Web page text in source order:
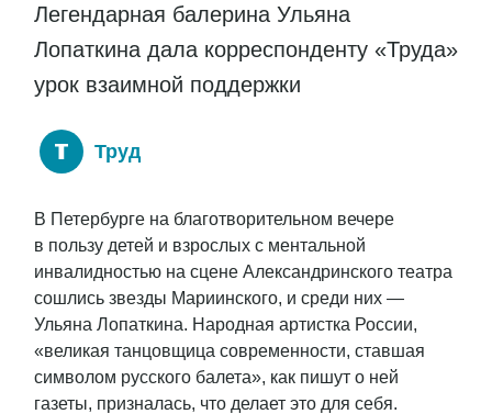
Легендарная балерина Ульяна
Лопаткина дала корреспонденту «Труда»
урок взаимной поддержки
Труд
В Петербурге на благотворительном вечере
в пользу детей и взрослых с ментальной
инвалидностью на сцене Александринского театра
сошлись звезды Мариинского, и среди них —
Ульяна Лопаткина. Народная артистка России,
«великая танцовщица современности, ставшая
символом русского балета», как пишут о ней
газеты, призналась, что делает это для себя.